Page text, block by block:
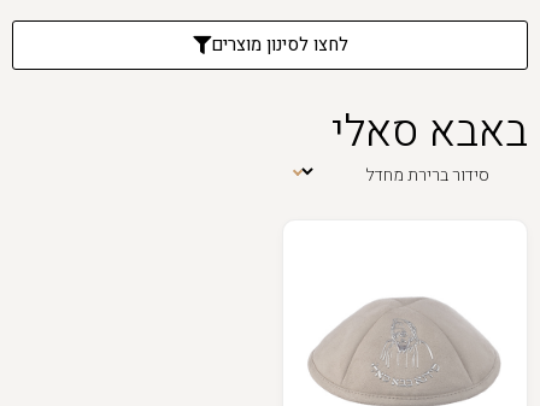
לחצו לסינון מוצרים
באבא סאלי